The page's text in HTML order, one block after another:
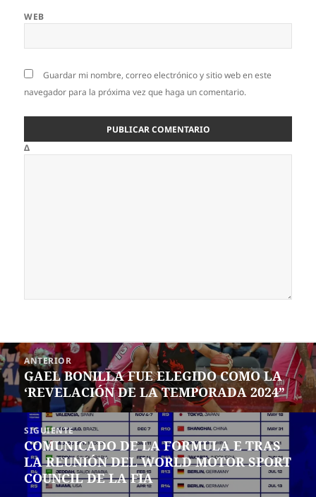
WEB
Guardar mi nombre, correo electrónico y sitio web en este
navegador para la próxima vez que haga un comentario.
Δ
Navegación
de
entradas
ANTERIOR
Entrada
anterior:
GAEL BONILLA FUE ELEGIDO COMO LA
‘REVELACIÓN DE LA TEMPORADA 2024”
SIGUIENTE
Siguiente
entrada:
COMUNICADO DE LA FORMULA E TRAS
LA REUNIÓN DEL WORLD MOTOR SPORT
COUNCIL DE LA FIA